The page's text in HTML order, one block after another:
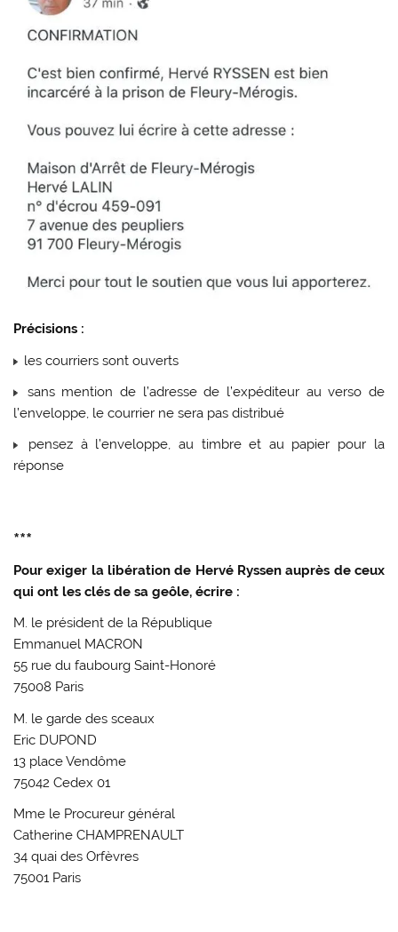
Précisions :
les courriers sont ouverts
sans mention de l’adresse de l’expéditeur au verso de
l’enveloppe, le courrier ne sera pas distribué
pensez à l’enveloppe, au timbre et au papier pour la
réponse
***
Pour exiger la libération de Hervé Ryssen auprès de ceux
qui ont les clés de sa geôle, écrire :
M. le président de la République
Emmanuel MACRON
55 rue du faubourg Saint-Honoré
75008 Paris
M. le garde des sceaux
Eric DUPOND
13 place Vendôme
75042 Cedex 01
Mme le Procureur général
Catherine CHAMPRENAULT
34 quai des Orfèvres
75001 Paris